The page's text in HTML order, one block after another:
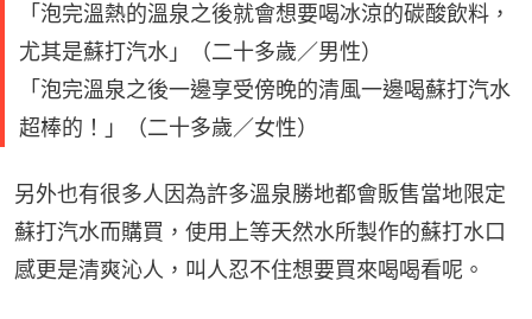
「泡完溫熱的溫泉之後就會想要喝冰涼的碳酸飲料，
尤其是蘇打汽水」（二十多歲／男性）
「泡完溫泉之後一邊享受傍晚的清風一邊喝蘇打汽水
超棒的！」（二十多歲／女性）
另外也有很多人因為許多溫泉勝地都會販售當地限定
蘇打汽水而購買，使用上等天然水所製作的蘇打水口
感更是清爽沁人，叫人忍不住想要買來喝喝看呢。